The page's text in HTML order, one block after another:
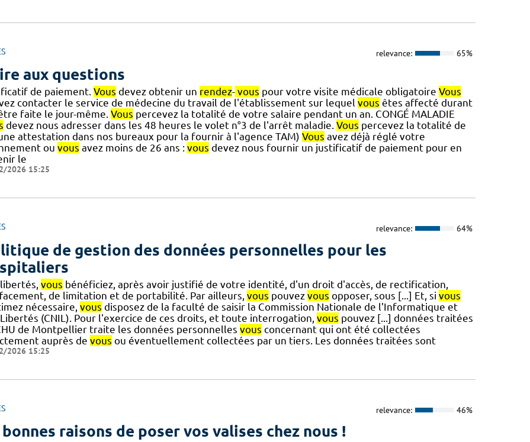
relevance: 65%
aux questions
de paiement. Vous devez obtenir un rendez- vous pour votre visite médicale obligatoire Vous
contacter le service de médecine du travail de l'établissement sur lequel vous êtes affecté durant
faite le jour-même. Vous percevez la totalité de votre salaire pendant un an. CONGÉ MALADIE
devez nous adresser dans les 48 heures le volet n°3 de l'arrêt maladie. Vous percevez la totalité de
attestation dans nos bureaux pour la fournir à l'agence TAM) Vous avez déjà réglé votre
ou vous avez moins de 26 ans : vous devez nous fournir un justificatif de paiement pour en
le
2026 15:25
relevance: 64%
de gestion des données personnelles pour les
vous bénéficiez, après avoir justifié de votre identité, d'un droit d'accès, de rectification,
de limitation et de portabilité. Par ailleurs, vous pouvez vous opposer, sous [...] Et, si vous
nécessaire, vous disposez de la faculté de saisir la Commission Nationale de l'Informatique et
(CNIL). Pour l'exercice de ces droits, et toute interrogation, vous pouvez [...] données traitées
de Montpellier traite les données personnelles vous concernant qui ont été collectées
auprès de vous ou éventuellement collectées par un tiers. Les données traitées sont
2026 15:25
relevance: 46%
bonnes raisons de poser vos valises chez nous !